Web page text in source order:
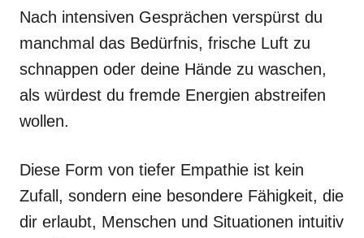
Nach intensiven Gesprächen verspürst du
manchmal das Bedürfnis, frische Luft zu
schnappen oder deine Hände zu waschen,
als würdest du fremde Energien abstreifen
wollen.
Diese Form von tiefer Empathie ist kein
Zufall, sondern eine besondere Fähigkeit, die
dir erlaubt, Menschen und Situationen intuitiv